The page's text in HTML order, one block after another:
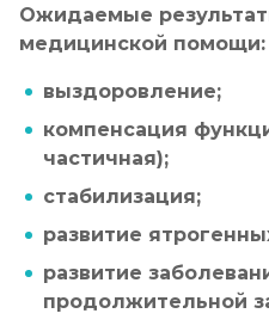
Ожидаемые
медицинской помощи:
выздоровление;
компенсация
частичная);
стабилизация;
развитие
развитие
продолжительной